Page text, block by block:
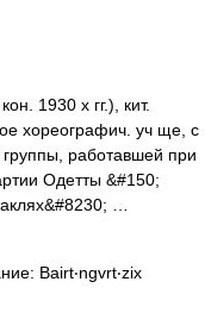
1930 х гг.), кит.
хореографич. уч ще, с
работавшей при
Одетты &#150;
…
Bairt‧ngvrt‧zix